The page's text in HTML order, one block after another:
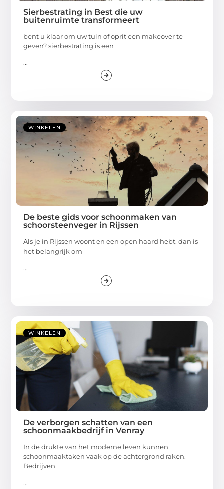
Sierbestrating in Best die uw
buitenruimte transformeert
bent u klaar om uw tuin of oprit een makeover te
geven? sierbestrating is een
...
WINKELEN
De beste gids voor schoonmaken van
schoorsteenveger in Rijssen
Als je in Rijssen woont en een open haard hebt, dan is
het belangrijk om
...
WINKELEN
De verborgen schatten van een
schoonmaakbedrijf in Venray
In de drukte van het moderne leven kunnen
schoonmaaktaken vaak op de achtergrond raken.
Bedrijven
...